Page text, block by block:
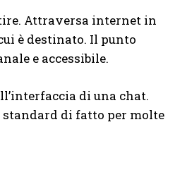
Attraversa internet in
è destinato. Il punto
e accessibile.
di una chat.
standard di fatto per molte